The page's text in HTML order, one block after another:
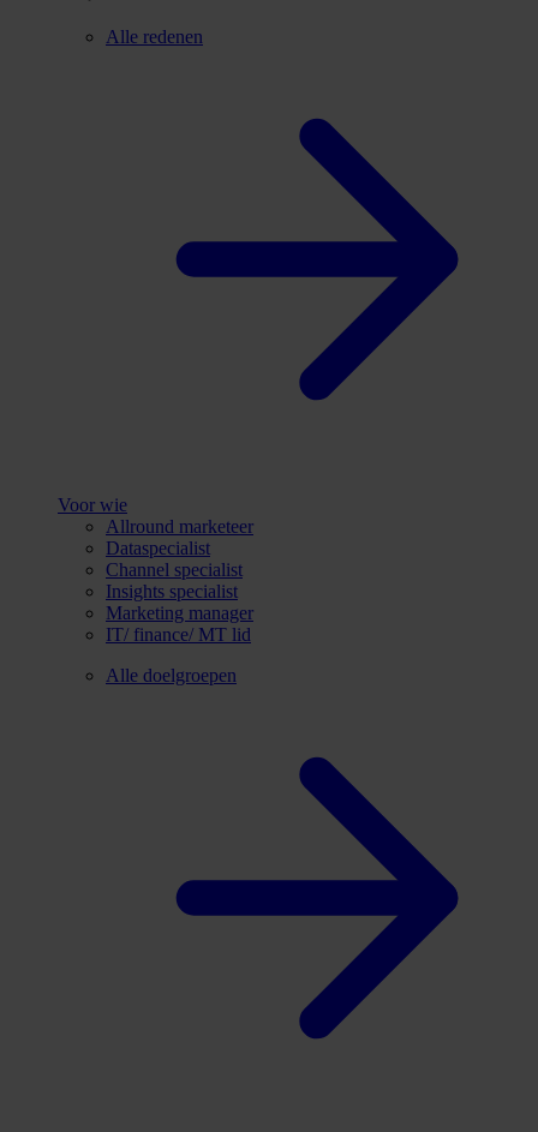
Alle redenen
Voor wie
Allround marketeer
Dataspecialist
Channel specialist
Insights specialist
Marketing manager
IT/ finance/ MT lid
Alle doelgroepen